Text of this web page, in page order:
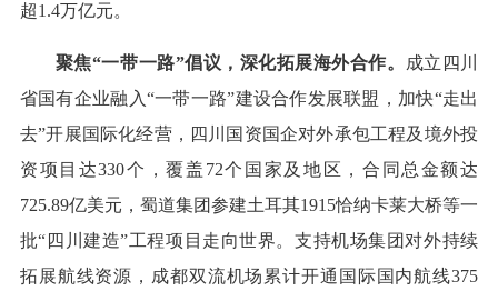
超1.4万亿元。
聚焦“一带一路”倡议，深化拓展海外合作。 成立四川
省国有企业融入“一带一路”建设合作发展联盟，加快“走出
去”开展国际化经营，四川国资国企对外承包工程及境外投
资项目达330个，覆盖72个国家及地区，合同总金额达
725.89亿美元，蜀道集团参建土耳其1915恰纳卡莱大桥等一
批“四川建造”工程项目走向世界。支持机场集团对外持续
拓展航线资源，成都双流机场累计开通国际国内航线375